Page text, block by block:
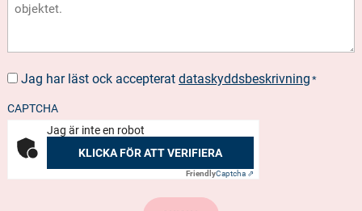
SUOSTUMUS *
Jag har läst ock accepterat dataskyddsbeskrivning *
CAPTCHA
Jag är inte en robot
KLICKA FÖR ATT VERIFIERA
FriendlyCaptcha ⇗